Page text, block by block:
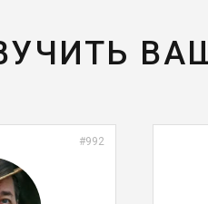
#992